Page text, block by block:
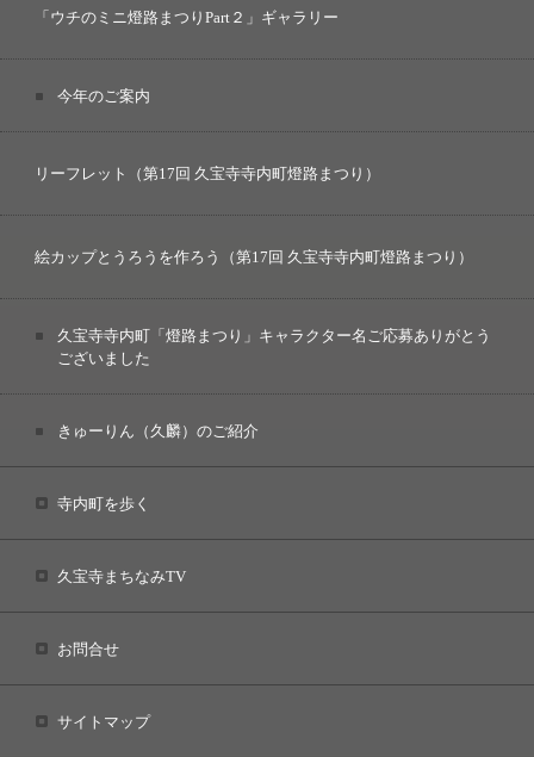
「ウチのミニ燈路まつりPart２」ギャラリー
今年のご案内
リーフレット（第17回 久宝寺寺内町燈路まつり）
絵カップとうろうを作ろう（第17回 久宝寺寺内町燈路まつり）
久宝寺寺内町「燈路まつり」キャラクター名ご応募ありがとう
ございました
きゅーりん（久麟）のご紹介
寺内町を歩く
久宝寺まちなみTV
お問合せ
サイトマップ